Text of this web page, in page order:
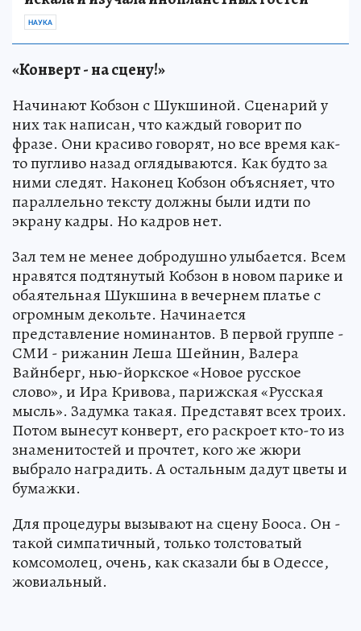
НАУКА
«Конверт - на сцену!»
Начинают Кобзон с Шукшиной. Сценарий у
них так написан, что каждый говорит по
фразе. Они красиво говорят, но все время как-
то пугливо назад оглядываются. Как будто за
ними следят. Наконец Кобзон объясняет, что
параллельно тексту должны были идти по
экрану кадры. Но кадров нет.
Зал тем не менее добродушно улыбается. Всем
нравятся подтянутый Кобзон в новом парике и
обаятельная Шукшина в вечернем платье с
огромным декольте. Начинается
представление номинантов. В первой группе -
СМИ - рижанин Леша Шейнин, Валера
Вайнберг, нью-йоркское «Новое русское
слово», и Ира Кривова, парижская «Русская
мысль». Задумка такая. Представят всех троих.
Потом вынесут конверт, его раскроет кто-то из
знаменитостей и прочтет, кого же жюри
выбрало наградить. А остальным дадут цветы и
бумажки.
Для процедуры вызывают на сцену Бооса. Он -
такой симпатичный, только толстоватый
комсомолец, очень, как сказали бы в Одессе,
жовиальный.